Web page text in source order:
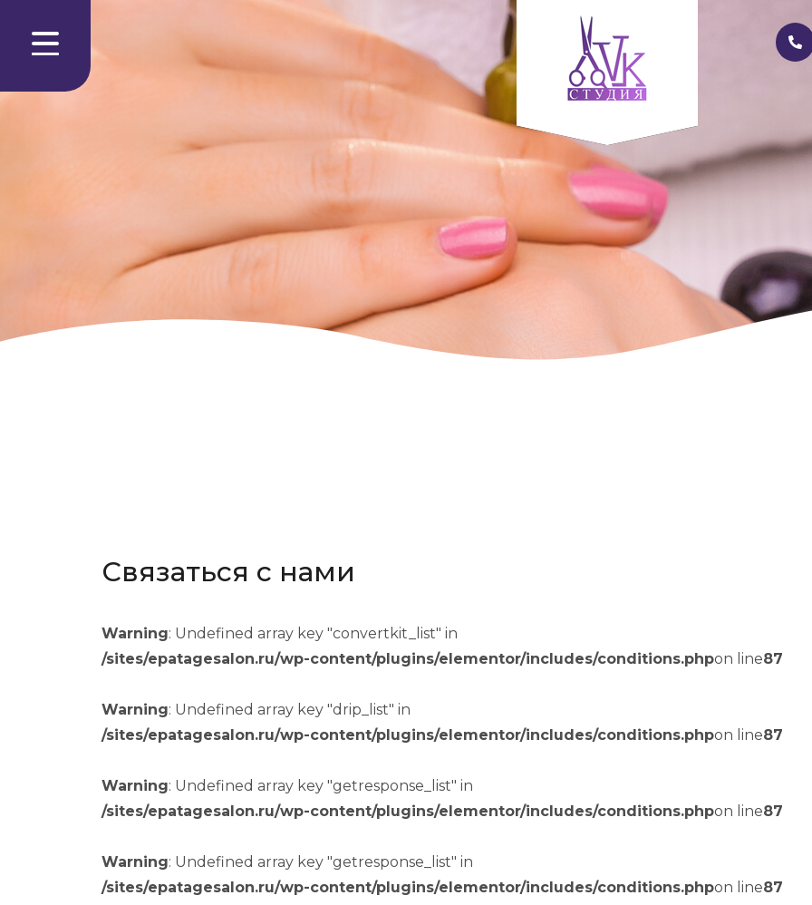
Связаться с нами
Warning: Undefined array key "convertkit_list" in
/sites/epatagesalon.ru/wp-content/plugins/elementor/includes/conditions.phpon line87
Warning: Undefined array key "drip_list" in
/sites/epatagesalon.ru/wp-content/plugins/elementor/includes/conditions.phpon line87
Warning: Undefined array key "getresponse_list" in
/sites/epatagesalon.ru/wp-content/plugins/elementor/includes/conditions.phpon line87
Warning: Undefined array key "getresponse_list" in
/sites/epatagesalon.ru/wp-content/plugins/elementor/includes/conditions.phpon line87